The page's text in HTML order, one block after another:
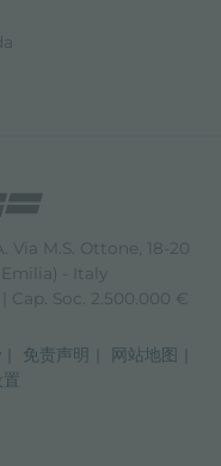
Via M.S. Ottone, 18-20
- Italy
Cap. Soc. 2.500.000 €
免责声明
网站地图